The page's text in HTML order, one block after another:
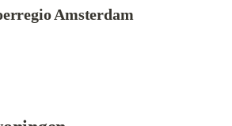
Amsterdam